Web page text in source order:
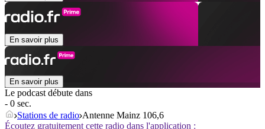
En savoir plus
En savoir plus
Le podcast débute dans
- 0 sec.
Stations de radio Antenne Mainz 106,6
Écoutez gratuitement cette radio dans l'application :